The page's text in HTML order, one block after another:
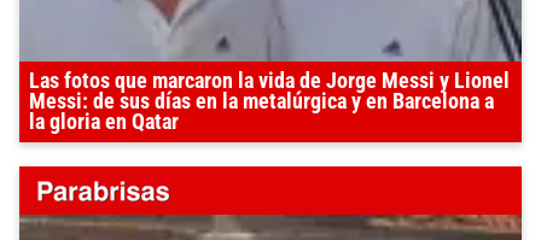
Las fotos que marcaron la vida de Jorge Messi y Lionel
Messi: de sus días en la metalúrgica y en Barcelona a
la gloria en Qatar